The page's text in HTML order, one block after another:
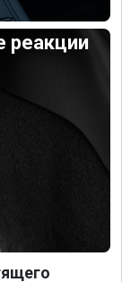
реакции